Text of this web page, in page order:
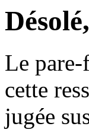
Le
cette
jugée